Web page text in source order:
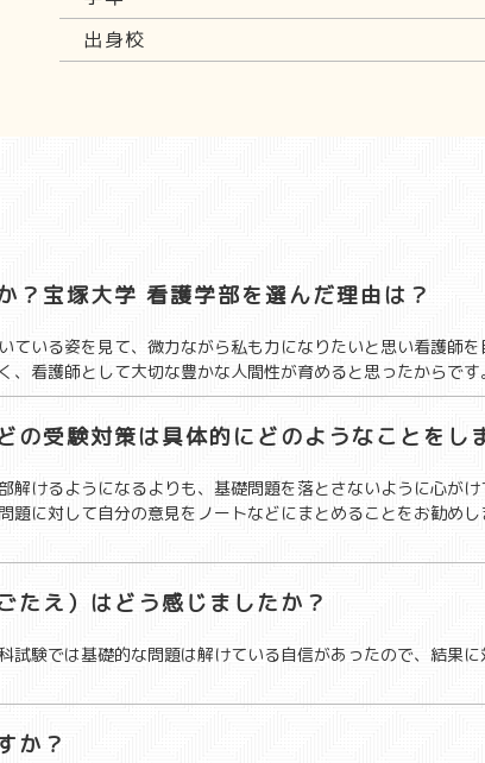
出身校
？宝塚大学 看護学部を選んだ理由は？
ている姿を見て、微力ながら私も力になりたいと思い看護師
看護師として大切な豊かな人間性が育めると思ったからです。
の受験対策は具体的にどのようなことをし
けるようになるよりも、基礎問題を落とさないように心がけ
題に対して自分の意見をノートなどにまとめることをお勧め
たえ）はどう感じましたか？
試験では基礎的な問題は解けている自信があったので、結果
か？